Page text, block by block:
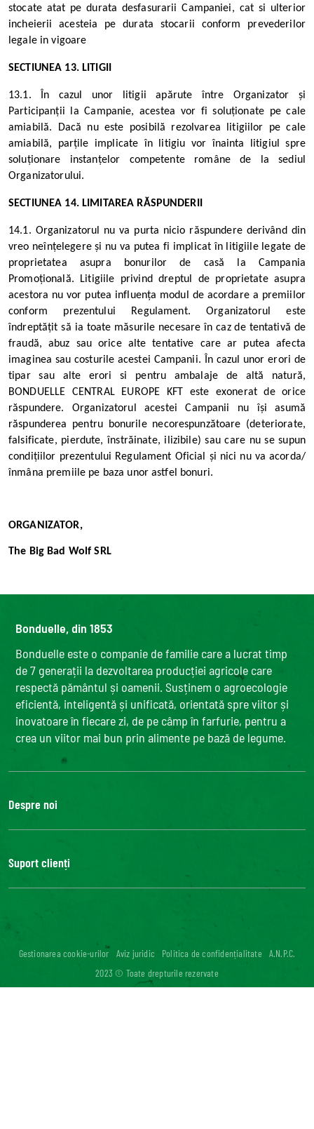
stocate atat pe durata desfasurarii Campaniei, cat si ulterior
incheierii acesteia pe durata stocarii conform prevederilor
legale in vigoare
SECTIUNEA 13. LITIGII
13.1. În cazul unor litigii apărute între Organizator și
Participanții la Campanie, acestea vor fi soluționate pe cale
amiabilă. Dacă nu este posibilă rezolvarea litigiilor pe cale
amiabilă, parțile implicate în litigiu vor înainta litigiul spre
soluționare instanțelor competente române de la sediul
Organizatorului.
SECTIUNEA 14. LIMITAREA RĂSPUNDERII
14.1. Organizatorul nu va purta nicio răspundere derivând din
vreo neînțelegere și nu va putea fi implicat în litigiile legate de
proprietatea asupra bonurilor de casă la Campania
Promoțională. Litigiile privind dreptul de proprietate asupra
acestora nu vor putea influența modul de acordare a premiilor
conform prezentului Regulament. Organizatorul este
îndreptățit să ia toate măsurile necesare în caz de tentativă de
fraudă, abuz sau orice alte tentative care ar putea afecta
imaginea sau costurile acestei Campanii.
În cazul unor erori de
tipar sau alte erori si pentru ambalaje de altă natură,
BONDUELLE CENTRAL EUROPE KFT este exonerat de orice
răspundere. Organizatorul acestei Campanii nu își asumă
răspunderea pentru bonurile necorespunzătoare (deteriorate,
falsificate, pierdute, înstrăinate, ilizibile) sau care nu se supun
condițiilor prezentului Regulament Oficial și nici nu va acorda/
înmâna premiile pe baza unor astfel bonuri.
ORGANIZATOR,
The Big Bad Wolf SRL
Bonduelle, din 1853
Bonduelle este o companie de familie care a lucrat timp
de 7 generații la dezvoltarea producției agricole care
respectă pământul și oamenii. Susținem o agroecologie
eficientă, inteligentă și unificată, orientată spre viitor și
inovatoare în fiecare zi, de pe câmp în farfurie, pentru a
crea un viitor mai bun prin alimente pe bază de legume.
Despre noi
Grupul Bonduelle
Bonduelle Food Service
Suport clienți
Contactează-ne
Gestionarea cookie-urilor Aviz juridic Politica de confidențialitate
A.N.P.C.
2023 © Toate drepturile rezervate